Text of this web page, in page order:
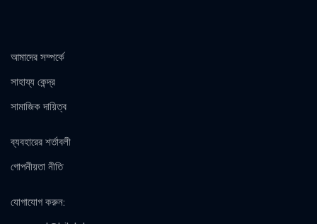
আমাদের সম্পর্কে
সাহায্য কেন্দ্র
সামাজিক দায়িত্ব
ব্যবহারের শর্তাবলী
গোপনীয়তা নীতি
যোগাযোগ করুন: